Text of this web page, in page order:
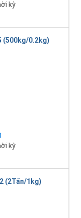
kỳ
(500kg/0.2kg)
kỳ
(2Tấn/1kg)